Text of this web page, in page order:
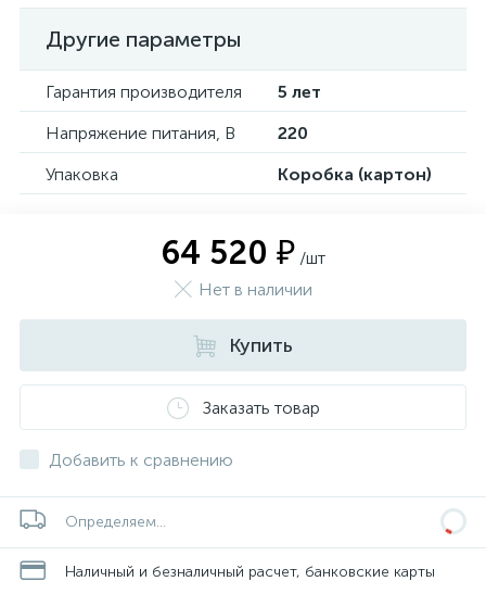
Другие параметры
Гарантия производителя
5 лет
Напряжение питания, В
220
Упаковка
Коробка (картон)
64 520 ₽ /шт
Нет в наличии
Купить
Заказать товар
Добавить к сравнению
Определяем...
Наличный и безналичный расчет, банковские карты